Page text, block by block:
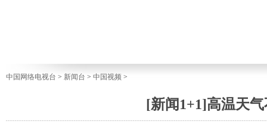
中国网络电视台 > 新闻台 > 中国视频 >
[新闻1+1]高温天气